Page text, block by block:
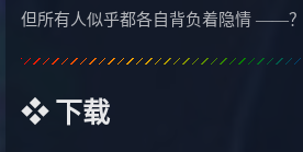
但所有人似乎都各自背负着隐情 ——？
❖ 下载